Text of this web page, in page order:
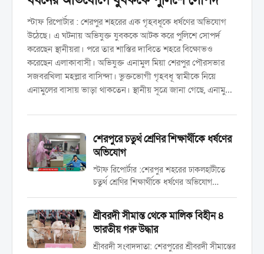
স্টাফ রিপোর্টার : শেরপুর শহরের এক গৃহবধূকে ধর্ষণের অভিযোগ
উঠেছে। এ ঘটনায় অভিযুক্ত যুবককে আটক করে পুলিশে সোপর্দ
করেছেন স্থানীয়রা। পরে তার শাস্তির দাবিতে শহরে বিক্ষোভও
করেছেন এলাকাবাসী। অভিযুক্ত এনামুল মিয়া শেরপুর পৌরসভার
সজবরখিলা মহল্লার বাসিন্দা। ভুক্তভোগী গৃহবধূ স্বামীকে নিয়ে
এনামুলের বাসায় ভাড়া থাকতেন। স্থানীয় সূত্রে জানা গেছে, এনামুল
বিষয়টি গৃহবধূ তার স্বামীকে জানালে পরিবার ও স্থানীয়দের
উপস্থিতিতে একাধিকবার সালিশও হয়। এরপর থেকেই এনামুল ক্ষুব্ধ
ছিলেন বলে অভিযোগ রয়েছে। অভিযোগে জানা যায়, শনিবার দুপুরে
গৃহবধূকে ধর্ষণ করা হয়। পরে তিনি বিষয়টি স্বামী ও পরিবারের
সদস্যদের জানান। খবর ছড়িয়ে পড়লে রাতে ক্ষুব্ধ এলাকাবাসী…
শেরপুরে চতুর্থ শ্রেণির শিক্ষার্থীকে ধর্ষণের
অভিযোগ
স্টাফ রিপোর্টার :শেরপুর শহরের ঢাকলহাটীতে
চতুর্থ শ্রেণির শিক্ষার্থীকে ধর্ষণের অভিযোগ
উঠেছে। ভুক্তভোগী ওই শিশুকে শেরপুর জেলা
হাসপাতালে ভর্তি করা হয়েছে। ভুক্তভোগীর স্বজন
ও স্থানীয়রা জানান, ধর্ষণের শিকার ওই শিশুটি গত
পাঁচ দিন আগে রাতে তার...
শ্রীবরদী সীমান্ত থেকে মালিক বিহীন ৪
ভারতীয় গরু উদ্ধার
শ্রীবরদী সংবাদদাতা: শেরপুরের শ্রীবরদী সীমান্তের